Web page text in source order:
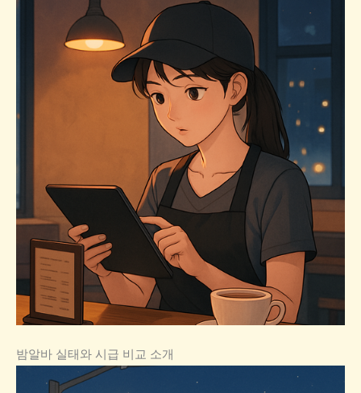
밤알바 실태와 시급 비교 소개